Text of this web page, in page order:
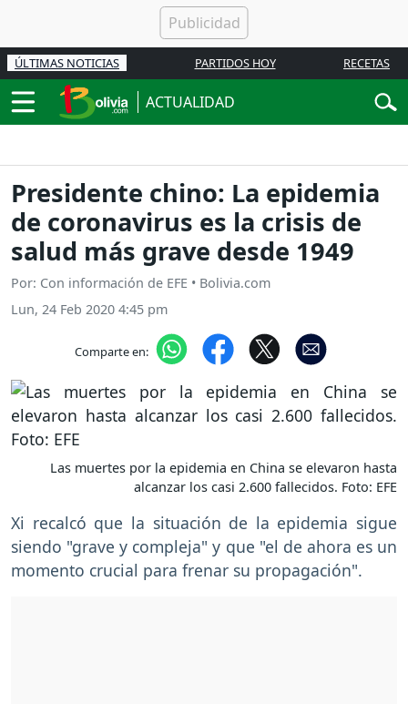
ÚLTIMAS NOTICIAS PARTIDOS HOY RECETAS
ACTUALIDAD
Presidente chino: La epidemia
de coronavirus es la crisis de
salud más grave desde 1949
Por: Con información de EFE • Bolivia.com
Lun, 24 Feb 2020 4:45 pm
Comparte en:
Las muertes por la epidemia en China se elevaron hasta
alcanzar los casi 2.600 fallecidos. Foto: EFE
Xi recalcó que la situación de la epidemia sigue
siendo "grave y compleja" y que "el de ahora es un
momento crucial para frenar su propagación".